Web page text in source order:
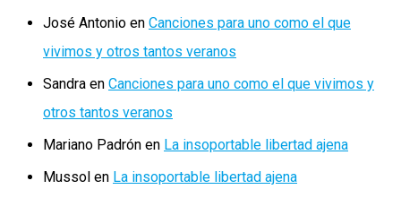
José Antonio en Canciones para uno como el que
vivimos y otros tantos veranos
Sandra en Canciones para uno como el que vivimos y
otros tantos veranos
Mariano Padrón en La insoportable libertad ajena
Mussol en La insoportable libertad ajena